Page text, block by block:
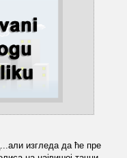
изгледа да ће пре